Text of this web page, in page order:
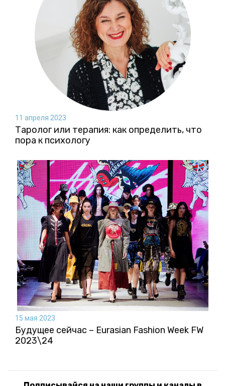
11 апреля 2023
Таролог или терапия: как определить, что
пора к психологу
15 мая 2023
Будущее сейчас – Eurasian Fashion Week FW
2023\24